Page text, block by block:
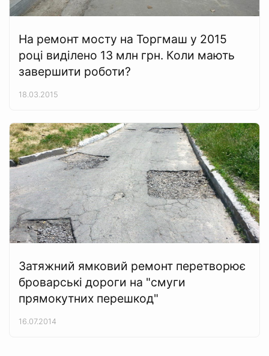
На ремонт мосту на Торгмаш у 2015
році виділено 13 млн грн. Коли мають
завершити роботи?
18.03.2015
Затяжний ямковий ремонт перетворює
броварські дороги на "смуги
прямокутних перешкод"
16.07.2014